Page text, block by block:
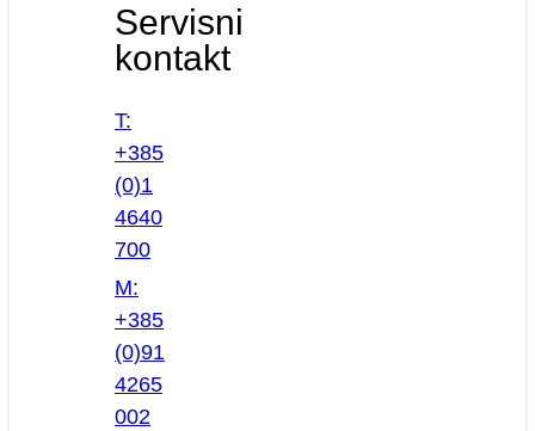
Servisni
kontakt
T:
+385
(0)1
4640
700
M:
+385
(0)91
4265
002